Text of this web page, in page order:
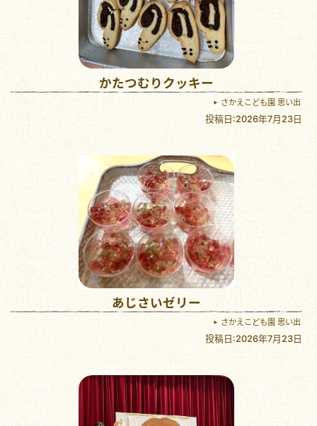
かたつむりクッキー
さかえこども園 思い出
投稿日:2026年7月23日
あじさいゼリー
さかえこども園 思い出
投稿日:2026年7月23日